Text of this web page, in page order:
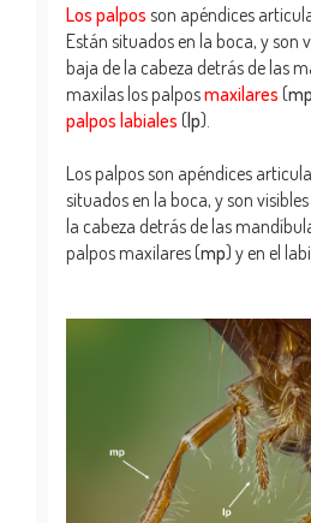
Los palpos son apéndices
Están situados en la boca, y son
baja de la cabeza detrás de las
maxilas los palposmaxilares (mp
palpos labiales (lp).
Los palpos son apéndices
situados en la boca, y son
la cabeza detrás de las
palpos maxilares (mp) y en el